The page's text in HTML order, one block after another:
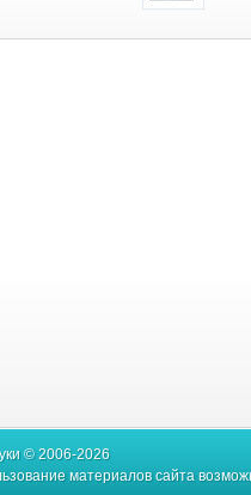
© 2006-2026
материалов сайта